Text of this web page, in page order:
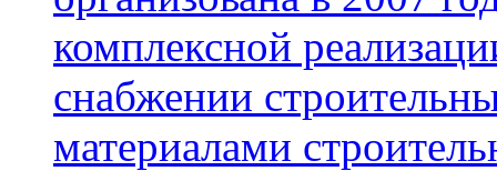
комплексной
снабжении
материалами